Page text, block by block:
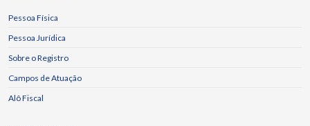
Pessoa Física
Pessoa Jurídica
Sobre o Registro
Campos de Atuação
Alô Fiscal